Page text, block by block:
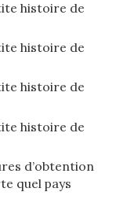
histoire de
histoire de
histoire de
histoire de
d’obtention
quel pays